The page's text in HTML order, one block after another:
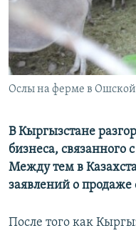
Ослы на ферме в Ошской
В Кыргызстане
бизнеса, связанного
Между тем в
заявлений о продаже
После того как